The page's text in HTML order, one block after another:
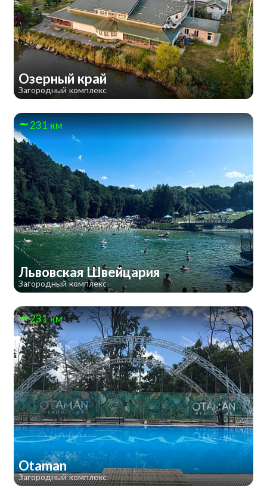
Озерный край
Загородный комплекс
231 км
Львовская Швейцария
Загородный комплекс
231 км
Otaman
Загородный комплекс